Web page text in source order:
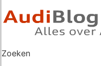
Zoeken